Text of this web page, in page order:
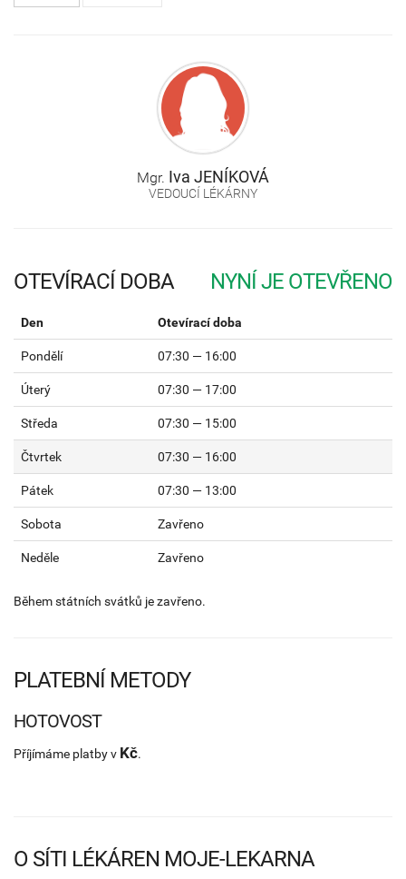
Mgr. Iva JENÍKOVÁ
VEDOUCÍ LÉKÁRNY
OTEVÍRACÍ DOBA
Den Otevírací doba
Pondělí 07:30 — 16:00
Úterý 07:30 — 17:00
Středa 07:30 — 15:00
Čtvrtek 07:30 — 16:00
Pátek 07:30 — 13:00
Sobota Zavřeno
Neděle Zavřeno
Během státních svátků je zavřeno.
PLATEBNÍ METODY
HOTOVOST
Příjímáme platby v Kč.
O SÍTI LÉKÁREN MOJE-LEKARNA